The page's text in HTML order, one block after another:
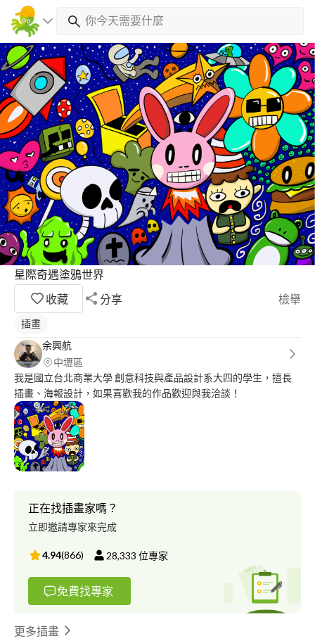
星際奇遇塗鴉世界
收藏
分享 檢舉
插畫
余興航
中壢區
我是國立台北商業大學 創意科技與產品設計系大四的學生，擅長
插畫、海報設計，如果喜歡我的作品歡迎與我洽談！
正在找插畫家嗎？
立即邀請專家來完成
4.94(866) 28,333 位專家
免費找專家
更多插畫